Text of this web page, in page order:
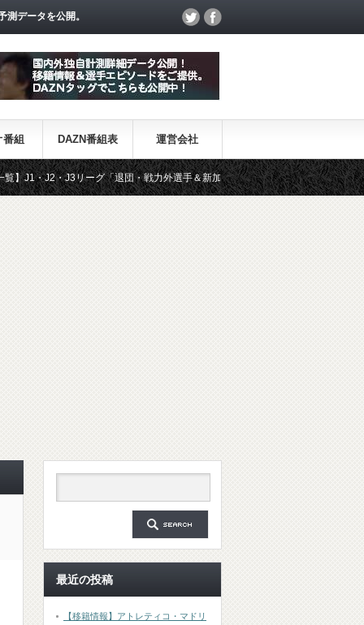
データを公開。
番組 DAZN番組表 運営会社
ーグ「退団・戦力外選手＆新加入選手」 DAZN番組・日程表
最近の投稿
【移籍情報】アトレティコ・マドリ